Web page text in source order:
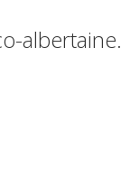
albertaine.